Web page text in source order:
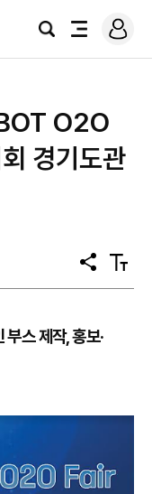
검
전
로
그
O2O
경기도관
공
유
텍
스
스 제작, 홍보·